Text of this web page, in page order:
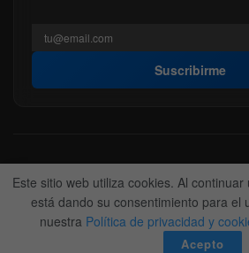
Suscribirme
Acerca de nosotros Politica Editorial
Contactanos
Anunciate
© 2022-2026BitFinanzas- Hecho porTeam
Este sitio web utiliza cookies. Al
está dando su consentimiento para el
nuestra Política de privacidad y
Acepto